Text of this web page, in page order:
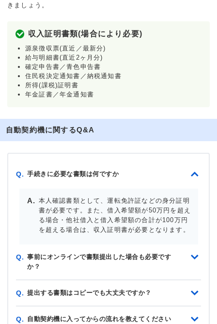
きましょう。
収入証明書類(場合により必要)
源泉徴収票(直近／最新分)
給与明細書(直近2ヶ月分)
確定申告書／青色申告書
住民税決定通知書／納税通知書
所得(課税)証明書
年金証書／年金通知書
自動契約機に関するQ&A
Q. 手続きに必要な書類は何ですか
本人確認書類として、運転免許証などの身分証明
書が必要です。また、借入希望額が50万円を超え
る場合・他社借入と借入希望額の合計が100万円
を超える場合は、収入証明書が必要となります。
Q. 事前にオンラインで書類提出した場合も必要です
か？
Q. 提出する書類はコピーでも大丈夫ですか？
Q. 自動契約機に入ってからの流れを教えてください